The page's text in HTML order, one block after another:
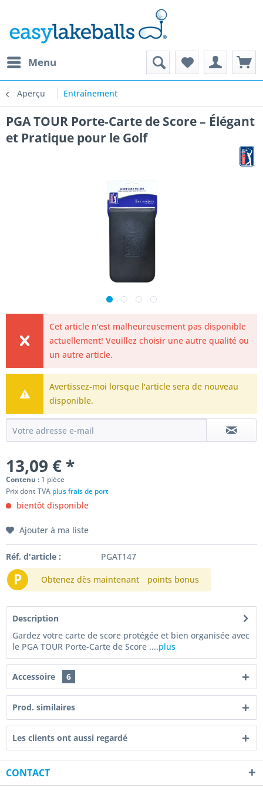
Menu
Aperçu Entraînement
PGA TOUR Porte-Carte de Score – Élégant
et Pratique pour le Golf
Cet article n'est malheureusement pas disponible
actuellement! Veuillez choisir une autre qualité ou
un autre article.
Avertissez-moi lorsque l'article sera de nouveau
disponible.
13,09 € *
Contenu : 1 pièce
Prix dont TVA plus frais de port
bientôt disponible
Ajouter à ma liste
Réf. d'article : PGAT147
P Obtenez dès maintenant points bonus
Description
Gardez votre carte de score protégée et bien organisée avec
le PGA TOUR Porte-Carte de Score ....plus
Accessoire 6
Prod. similaires
Les clients ont aussi regardé
CONTACT